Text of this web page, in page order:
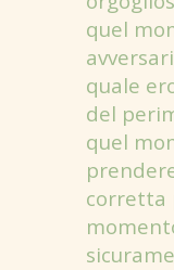
quel
quale
del
quel
corretta